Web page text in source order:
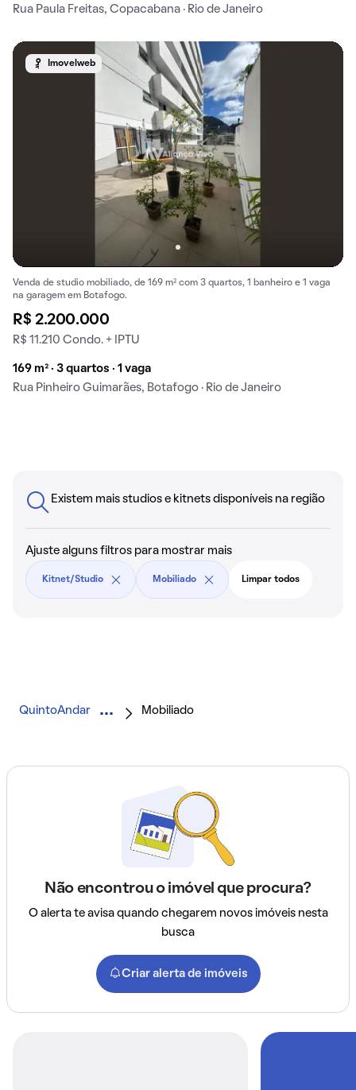
Rua Paula Freitas, Copacabana · Rio de Janeiro
Imovelweb
Venda de studio mobiliado, de 169 m² com 3 quartos, 1 banheiro e 1 vaga
na garagem em Botafogo.
R$ 2.200.000
R$ 11.210 Condo. + IPTU
169 m² · 3 quartos · 1 vaga
Rua Pinheiro Guimarães, Botafogo · Rio de Janeiro
Existem mais studios e kitnets disponíveis na região
Ajuste alguns filtros para mostrar mais
Kitnet/Studio Mobiliado Limpar todos
QuintoAndar Mobiliado
Não encontrou o imóvel que procura?
O alerta te avisa quando chegarem novos imóveis nesta
busca
Criar alerta de imóveis